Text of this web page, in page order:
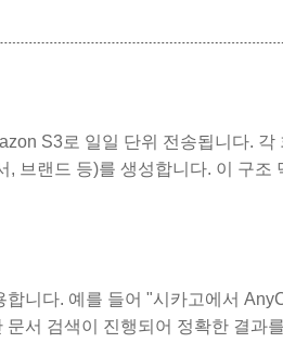
S3로 일일 단위 전송됩니다. 각
브랜드 등)를 생성합니다. 이 구조
니다. 예를 들어 "시카고에서
서 검색이 진행되어 정확한 결과